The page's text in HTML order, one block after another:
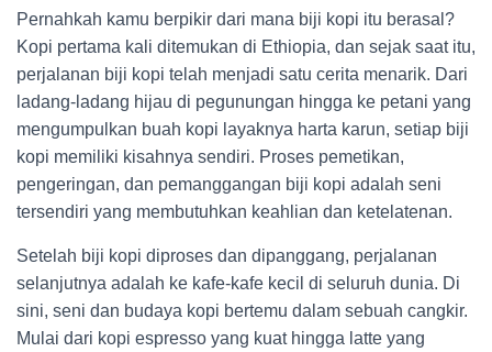
Pernahkah kamu berpikir dari mana biji kopi itu berasal?
Kopi pertama kali ditemukan di Ethiopia, dan sejak saat itu,
perjalanan biji kopi telah menjadi satu cerita menarik. Dari
ladang-ladang hijau di pegunungan hingga ke petani yang
mengumpulkan buah kopi layaknya harta karun, setiap biji
kopi memiliki kisahnya sendiri. Proses pemetikan,
pengeringan, dan pemanggangan biji kopi adalah seni
tersendiri yang membutuhkan keahlian dan ketelatenan.
Setelah biji kopi diproses dan dipanggang, perjalanan
selanjutnya adalah ke kafe-kafe kecil di seluruh dunia. Di
sini, seni dan budaya kopi bertemu dalam sebuah cangkir.
Mulai dari kopi espresso yang kuat hingga latte yang